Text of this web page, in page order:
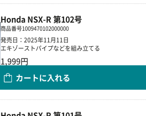
Honda NSX-R 第102号
商品番号1009470102000000
発売日：2025年11月11日
エキゾーストパイプなどを組み立てる
1,999円
カートに入れる